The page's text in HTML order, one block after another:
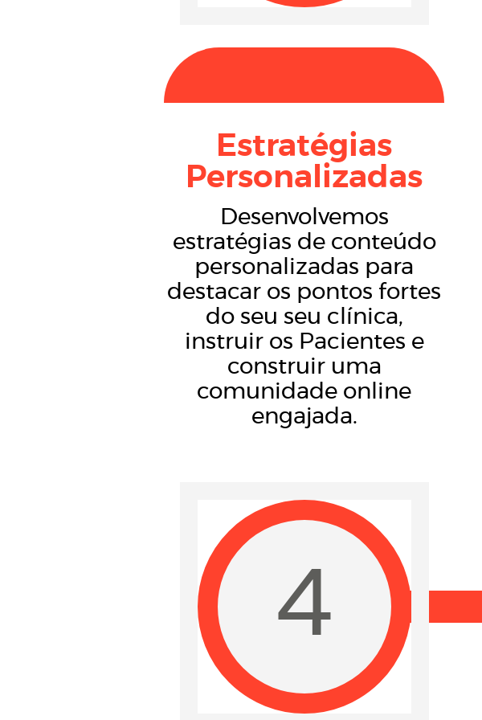
Estratégias
Personalizadas
Desenvolvemos
estratégias de conteúdo
personalizadas para
destacar os pontos fortes
do seu seu clínica,
instruir os Pacientes e
construir uma
comunidade online
engajada.
4